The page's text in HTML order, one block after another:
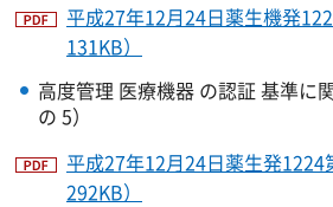
平成27年12月24日薬生機発
131KB）
高度管理 医療機器 の認証 基準に
の 5）
平成27年12月24日薬生発1224
292KB）